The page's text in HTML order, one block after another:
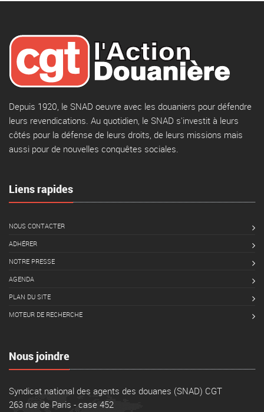
Depuis 1920, le SNAD oeuvre avec les douaniers pour défendre
leurs revendications. Au quotidien, le SNAD s'investit à leurs
côtés pour la défense de leurs droits, de leurs missions mais
aussi pour de nouvelles conquêtes sociales.
Liens rapides
NOUS CONTACTER
ADHÉRER
NOTRE PRESSE
AGENDA
PLAN DU SITE
MOTEUR DE RECHERCHE
Nous joindre
Syndicat national des agents des douanes (SNAD) CGT
263 rue de Paris - case 452